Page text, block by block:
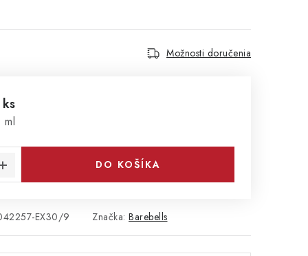
Možnosti doručenia
DO KOŠÍKA
EX30/9 Značka: Barebells